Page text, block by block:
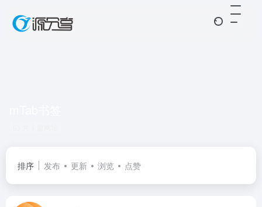
排序 发布 更新 浏览 点赞